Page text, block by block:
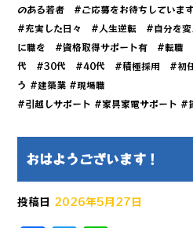
のある若者 #ご応募をお待ちしてい
#充実した日々 #人生逆転 #自分を
に職を #資格取得サポート有 #転
代 #30代 #40代 #積極採用 #初任
う #建築業 #現場職
#引越しサポート #家具家電サポート #
おはようございます！
投稿日 2026年5月27日